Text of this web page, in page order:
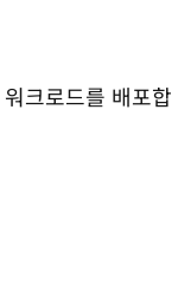
크로드를 배포합